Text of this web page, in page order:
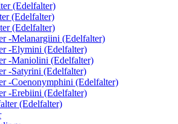
(Edelfalter)
(Edelfalter)
(Edelfalter)
-Melanargiini (Edelfalter)
-Elymini (Edelfalter)
-Maniolini (Edelfalter)
-Satyrini (Edelfalter)
-Coenonymphini (Edelfalter)
-Erebiini (Edelfalter)
(Edelfalter)